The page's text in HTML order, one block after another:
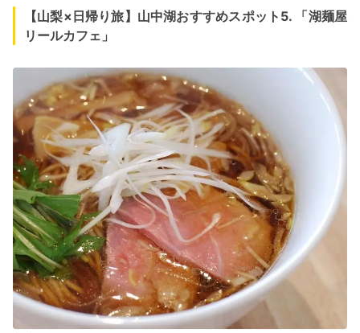
【山梨×日帰り旅】山中湖おすすめスポット5. 「湖麺屋
リールカフェ」